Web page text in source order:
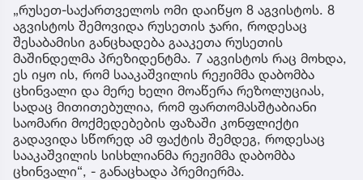
„რუსეთ-საქართველოს ომი დაიწყო 8 აგვისტოს. 8
აგვისტოს შემოვიდა რუსეთის ჯარი, როდესაც
შესაბამისი განცხადება გააკეთა რუსეთის
მაშინდელმა პრეზიდენტმა. 7 აგვისტოს რაც მოხდა,
ეს იყო ის, რომ სააკაშვილის რეჟიმმა დაბომბა
ცხინვალი და მერე ხელი მოაწერა რეზოლუციას,
სადაც მითითებულია, რომ ფართომასშტაბიანი
საომარი მოქმედებების ფაზაში კონფლიქტი
გადავიდა სწორედ ამ ფაქტის შემდეგ, როდესაც
სააკაშვილის სისხლიანმა რეჟიმმა დაბომბა
ცხინვალი“, - განაცხადა პრემიერმა.